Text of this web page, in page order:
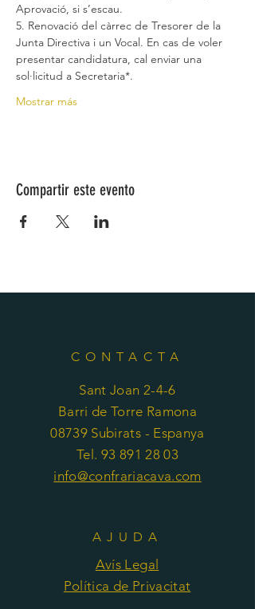
Aprovació, si s’escau.
5. Renovació del càrrec de Tresorer de la
Junta Directiva i un Vocal. En cas de voler
presentar candidatura, cal enviar una
sol·licitud a Secretaria*.
Mostrar más
Compartir este evento
CONTACTA
Sant Joan 2-4-6
Barri de Torre Ramona
08739 Subirats - Espanya
Tel. 93 891 28 03
info@confrariacava.com
AJUDA
Avís Legal
Política de Privacitat